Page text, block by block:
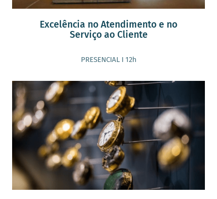
Excelência no Atendimento e no
Serviço ao Cliente
PRESENCIAL I 12h